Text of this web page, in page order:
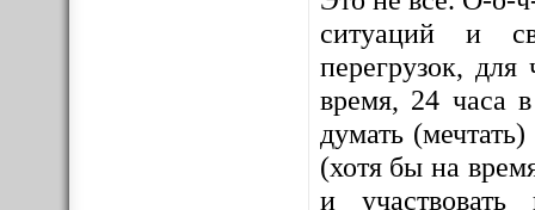
ситуаций и
перегрузок, для
время, 24 часа
думать
(хотя бы на
и участвовать